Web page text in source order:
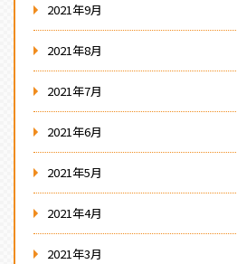
2021年9月
2021年8月
2021年7月
2021年6月
2021年5月
2021年4月
2021年3月